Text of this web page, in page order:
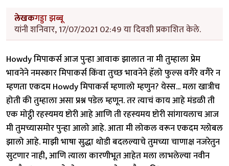
लेखकगड्डा झब्बू
यांनी शनिवार, 17/07/2021 02:49 या दिवशी प्रकाशित केले.
Howdy मिपाकर्स आज पुन्हा आवाक झालात ना मी तुम्हाला प्रेम
भावनेने नमस्कार मिपाकर्स किंवा तुच्छ भावनेने हॅलो फुल्स वगैरे वगैरे न
म्हणता एकदम Howdy मिपाकर्स म्हणालो म्हणुन? येस्स... मला खात्रीच
होती की तुम्हाला असा प्रश्न पडेल म्हणून. तर त्याचं काय आहे मंडळी ती
एक मोट्ठी रहस्यमय ष्टोरी आहे आणि ती रहस्यमय ष्टोरी सांगायलाच आज
मी तुमच्यासमोर पुन्हा आलो आहे. आता मी लोकल वरून एकदम ग्लोबल
झालो आहे. माझी भाषा सुद्धा थोडी बदलल्याचे तुमच्या चाणाक्ष नजरेतुन
सुटणार नाही, आणि त्याला कारणीभूत आहेत मला लाभलेल्या नवीन